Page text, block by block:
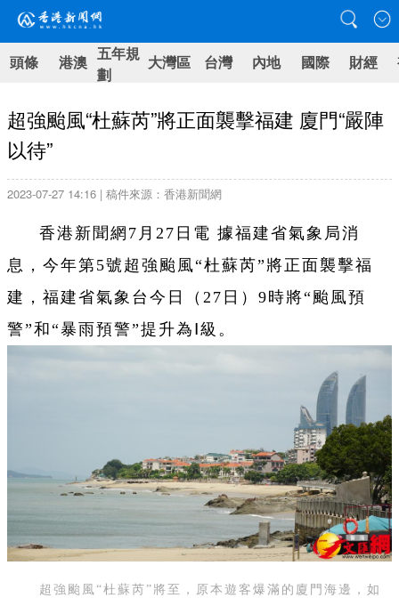
頭條 港澳 五年規
劃
大灣區 台灣 內地 國際 財經
超強颱風“杜蘇芮”將正面襲擊福建 廈門“嚴陣
以待”
2023-07-27 14:16 | 稿件來源：香港新聞網
香港新聞網7月27日電 據福建省氣象局消
息，今年第5號超強颱風“杜蘇芮”將正面襲擊福
建，福建省氣象台今日（27日）9時將“颱風預
警”和“暴雨預警”提升為Ⅰ級。
超強颱風“杜蘇芮”將至，原本遊客爆滿的廈門海邊，如